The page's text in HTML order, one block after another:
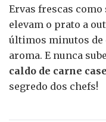
Ervas frescas
elevam o prato a
últimos minutos de
aroma. E nunca
caldo de carne
segredo dos chefs!